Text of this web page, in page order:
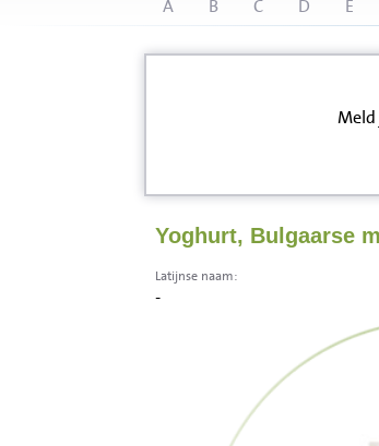
A B C D E
Meld
Yoghurt, Bulgaarse
Latijnse naam:
-